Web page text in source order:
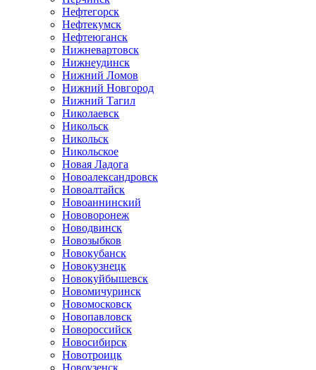
Нефтегорск
Нефтекумск
Нефтеюганск
Нижневартовск
Нижнеудинск
Нижний Ломов
Нижний Новгород
Нижний Тагил
Николаевск
Никольск
Никольск
Никольское
Новая Ладога
Новоалександровск
Новоалтайск
Новоаннинский
Нововоронеж
Новодвинск
Новозыбков
Новокубанск
Новокузнецк
Новокуйбышевск
Новомичуринск
Новомосковск
Новопавловск
Новороссийск
Новосибирск
Новотроицк
Новоузенск